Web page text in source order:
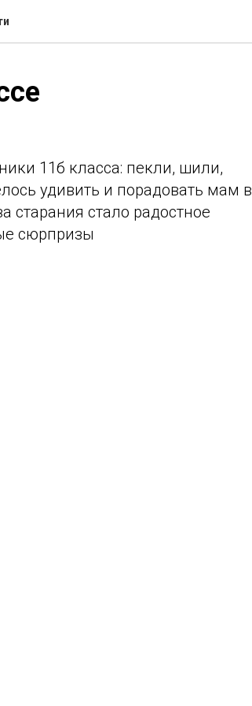
11б класса: пекли, шили,
удивить и порадовать мам в
старания стало радостное
сюрпризы